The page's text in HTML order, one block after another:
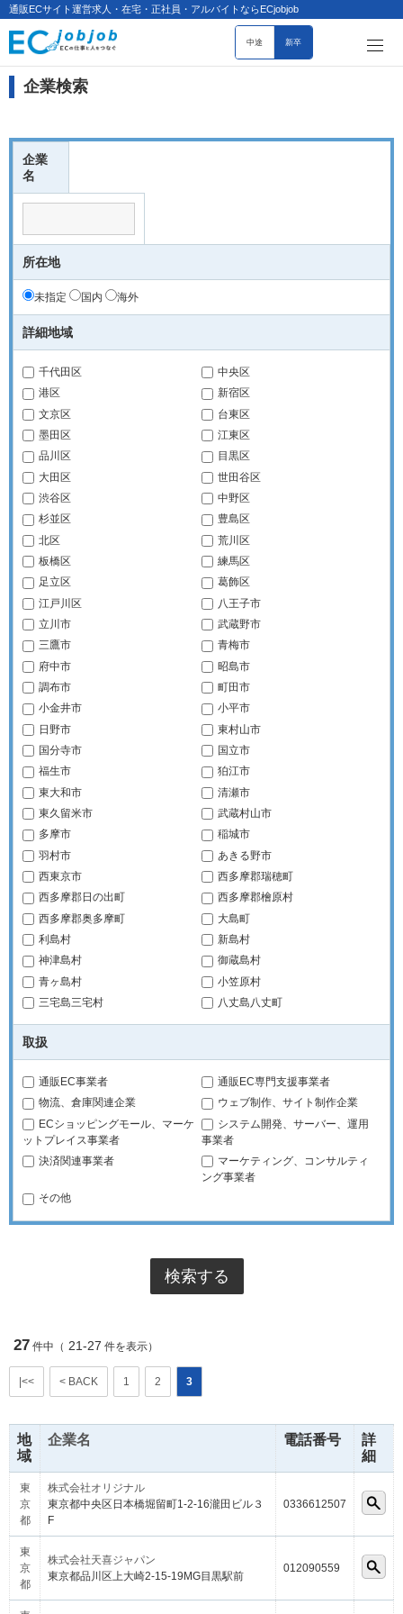
通販ECサイト運営求人・在宅・正社員・アルバイトならECjobjob
中途 新卒
企業検索
企業
名
所在地
未指定 国内 海外
詳細地域
千代田区
中央区
港区
新宿区
文京区
台東区
墨田区
江東区
品川区
目黒区
大田区
世田谷区
渋谷区
中野区
杉並区
豊島区
北区
荒川区
板橋区
練馬区
足立区
葛飾区
江戸川区
八王子市
立川市
武蔵野市
三鷹市
青梅市
府中市
昭島市
調布市
町田市
小金井市
小平市
日野市
東村山市
国分寺市
国立市
福生市
狛江市
東大和市
清瀬市
東久留米市
武蔵村山市
多摩市
稲城市
羽村市
あきる野市
西東京市
西多摩郡瑞穂町
西多摩郡日の出町
西多摩郡檜原村
西多摩郡奥多摩町
大島町
利島村
新島村
神津島村
御蔵島村
青ヶ島村
小笠原村
三宅島三宅村
八丈島八丈町
取扱
通販EC事業者
通販EC専門支援事業者
物流、倉庫関連企業
ウェブ制作、サイト制作企業
ECショッピングモール、マーケ
ットプレイス事業者
システム開発、サーバー、運用
事業者
決済関連事業者
マーケティング、コンサルティ
ング事業者
その他
27 件中（ 21-27 件を表示）
|<< < BACK 1 2 3
地
域
企業名 電話番号
詳
細
東
京
都
株式会社オリジナル
東京都中央区日本橋堀留町1-2-16瀧田ビル３
F
0336612507
東
京
都
株式会社天喜ジャパン
東京都品川区上大崎2-15-19MG目黒駅前
012090559